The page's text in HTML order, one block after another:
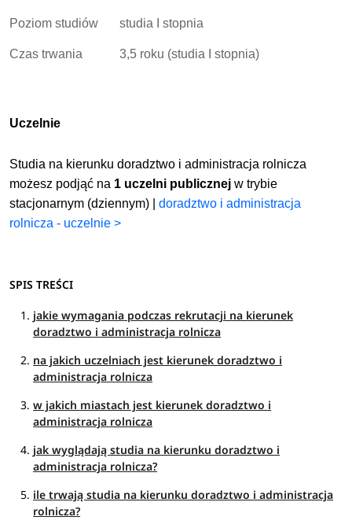
Poziom studiów studia I stopnia
Czas trwania 3,5 roku (studia I stopnia)
Uczelnie
Studia na kierunku doradztwo i administracja rolnicza
możesz podjąć na 1 uczelni publicznej w trybie
stacjonarnym (dziennym) |doradztwo i administracja
rolnicza - uczelnie >
SPIS TREŚCI
jakie wymagania podczas rekrutacji na kierunek
doradztwo i administracja rolnicza
na jakich uczelniach jest kierunek doradztwo i
administracja rolnicza
w jakich miastach jest kierunek doradztwo i
administracja rolnicza
jak wyglądają studia na kierunku doradztwo i
administracja rolnicza?
ile trwają studia na kierunku doradztwo i administracja
rolnicza?